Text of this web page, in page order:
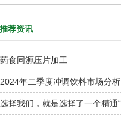
推荐资讯
药食同源压片加工
2024年二季度冲调饮料市场分析